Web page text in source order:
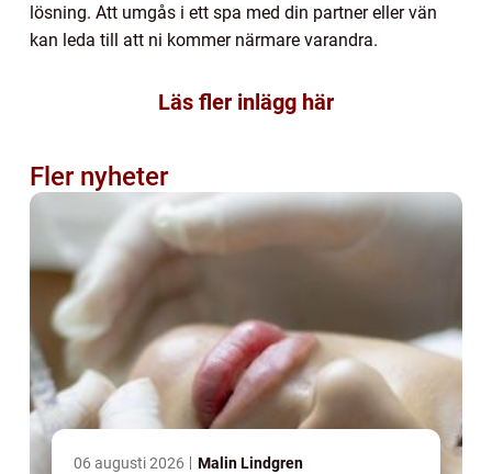
lösning. Att umgås i ett spa med din partner eller vän
kan leda till att ni kommer närmare varandra.
Läs fler inlägg här
Fler nyheter
06 augusti 2026 Malin Lindgren